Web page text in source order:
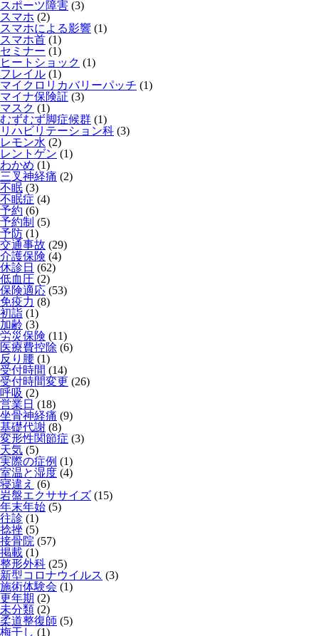
スポーツ障害 (3)
スマホ (2)
スマホによる影響 (1)
スマホ首 (1)
セミナー (1)
ヒートショック (1)
フレイル (1)
マイクロリカバリーパッチ (1)
マイナ保険証 (3)
マスク (1)
むずむず脚症候群 (1)
リハビリテーション科 (3)
レモン水 (2)
レントゲン (1)
わかめ (1)
三叉神経痛 (2)
不眠 (3)
不眠症 (4)
予約 (6)
予約制 (5)
予防 (1)
交通事故 (29)
介護保険 (4)
休診日 (62)
低血圧 (2)
保険適応 (53)
免疫力 (8)
初詣 (1)
加齢 (3)
労災保険 (11)
医療費控除 (6)
反り腰 (1)
受付時間 (14)
受付時間変更 (26)
呼吸 (2)
営業日 (18)
坐骨神経痛 (9)
基礎代謝 (8)
変形性関節症 (3)
天気 (5)
実際の症例 (1)
室温と湿度 (4)
寝違え (6)
岩盤エクササイズ (15)
年末年始 (5)
往診 (1)
捻挫 (5)
接骨院 (57)
掲載 (1)
整形外科 (25)
新型コロナウイルス (3)
施術体験会 (1)
更年期 (2)
未分類 (2)
柔道整復師 (5)
梅干し (1)